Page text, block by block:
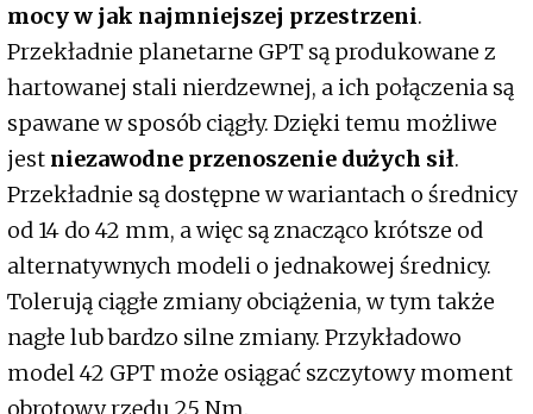
mocy w jak najmniejszej przestrzeni.
Przekładnie planetarne GPT są produkowane z
hartowanej stali nierdzewnej, a ich połączenia są
spawane w sposób ciągły. Dzięki temu możliwe
jest niezawodne przenoszenie dużych sił.
Przekładnie są dostępne w wariantach o średnicy
od 14 do 42 mm, a więc są znacząco krótsze od
alternatywnych modeli o jednakowej średnicy.
Tolerują ciągłe zmiany obciążenia, w tym także
nagłe lub bardzo silne zmiany. Przykładowo
model 42 GPT może osiągać szczytowy moment
obrotowy rzędu 25 Nm.